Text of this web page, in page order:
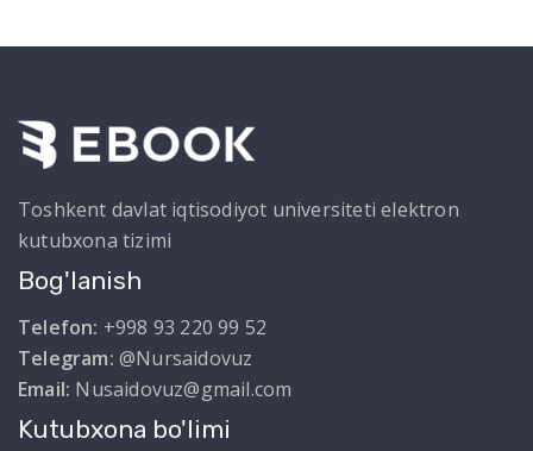
Toshkent davlat iqtisodiyot universiteti elektron
kutubxona tizimi
Bog'lanish
Telefon: +998 93 220 99 52
Telegram: @Nursaidovuz
Email: Nusaidovuz@gmail.com
Kutubxona bo'limi